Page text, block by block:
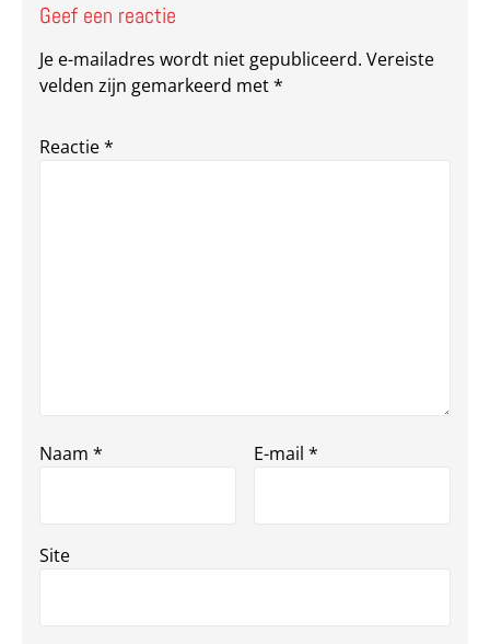
Geef een reactie
Je e-mailadres wordt niet gepubliceerd. Vereiste
velden zijn gemarkeerd met*
Reactie*
Naam * E-mail *
Site